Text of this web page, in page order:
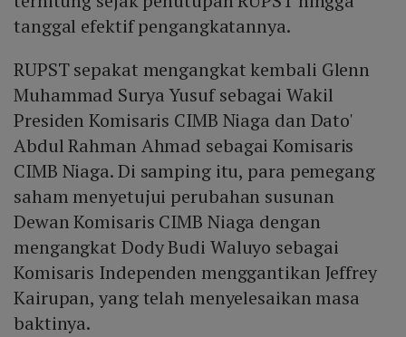
tanggal efektif pengangkatannya.
RUPST sepakat mengangkat kembali Glenn
Muhammad Surya Yusuf sebagai Wakil
Presiden Komisaris CIMB Niaga dan Dato'
Abdul Rahman Ahmad sebagai Komisaris
CIMB Niaga. Di samping itu, para pemegang
saham menyetujui perubahan susunan
Dewan Komisaris CIMB Niaga dengan
mengangkat Dody Budi Waluyo sebagai
Komisaris Independen menggantikan Jeffrey
Kairupan, yang telah menyelesaikan masa
baktinya.